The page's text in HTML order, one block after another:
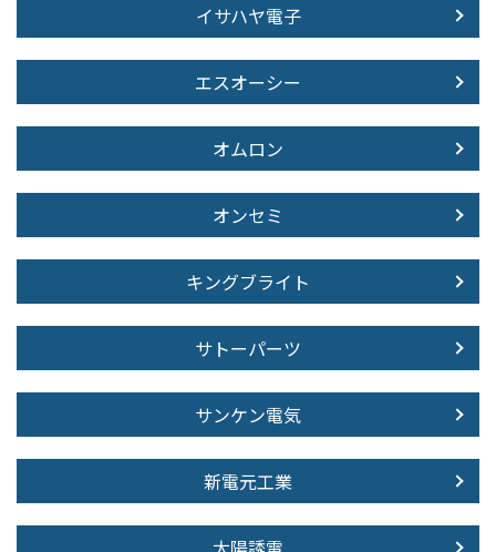
イサハヤ電子
エスオーシー
オムロン
オンセミ
キングブライト
サトーパーツ
サンケン電気
新電元工業